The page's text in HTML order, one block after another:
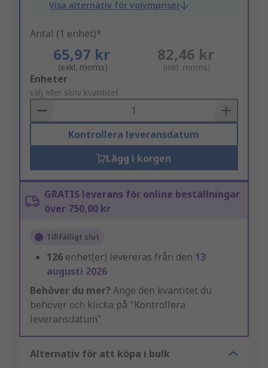
Visa alternativ för volympriser
Antal (1 enhet)*
65,97 kr
(exkl. moms)
82,46 kr
(inkl. moms)
Add
to
Basket
Enheter
välj eller skriv kvantitet
Kontrollera leveransdatum
Lägg i korgen
GRATIS leverans för online beställningar
över 750,00 kr
Tillfälligt slut
126 enhet(er) levereras från den 13
augusti 2026
Behöver du mer? Ange den kvantitet du
behöver och klicka på "Kontrollera
leveransdatum"
Alternativ för att köpa i bulk